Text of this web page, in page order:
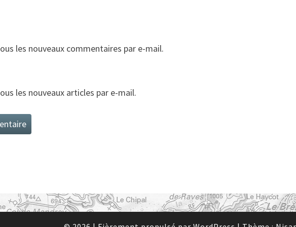
les nouveaux commentaires par e-mail.
les nouveaux articles par e-mail.